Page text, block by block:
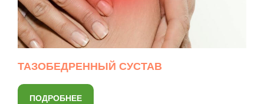
ТАЗОБЕДРЕННЫЙ СУСТАВ
ПОДРОБНЕЕ